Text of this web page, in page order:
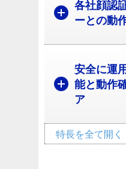
各社顔認
ーとの動
安全に運
能と動作
ア
特長を全て開く